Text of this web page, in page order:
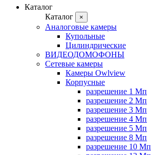
Каталог
Каталог
×
Аналоговые камеры
Купольные
Цилиндрические
ВИДЕОДОМОФОНЫ
Сетевые камеры
Камеры Owlview
Корпусные
разрешение 1 Мп
разрешение 2 Мп
разрешение 3 Мп
разрешение 4 Мп
разрешение 5 Мп
разрешение 8 Мп
разрешение 10 Мп